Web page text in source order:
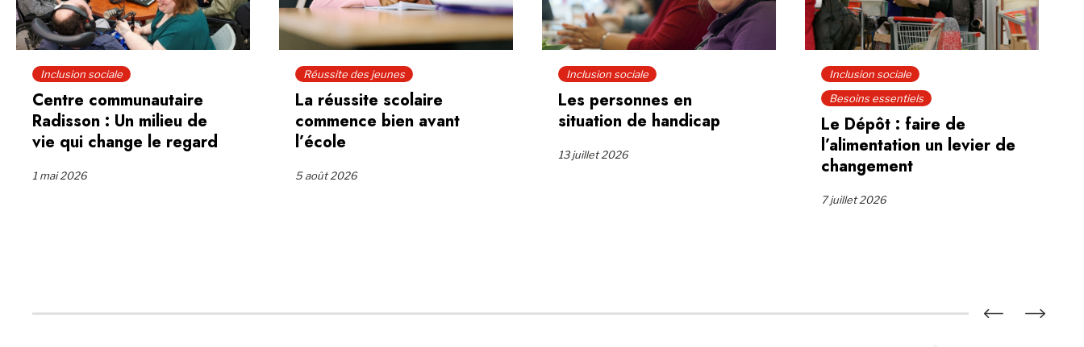
sociale
communautaire
: Un milieu de
change le regard
Réussite des jeunes
La réussite scolaire
commence bien avant
Inclusion sociale
Les personnes en
situation de handicap
13 juillet 2026
Inclusion sociale
Besoins essentiels
Le Dépôt : faire de
l’alimentation un levier de
changement